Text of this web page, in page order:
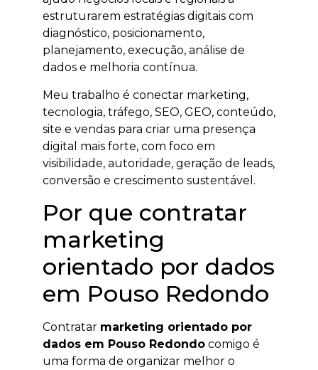
estruturarem estratégias digitais com
diagnóstico, posicionamento,
planejamento, execução, análise de
dados e melhoria contínua.
Meu trabalho é conectar marketing,
tecnologia, tráfego, SEO, GEO, conteúdo,
site e vendas para criar uma presença
digital mais forte, com foco em
visibilidade, autoridade, geração de leads,
conversão e crescimento sustentável.
Por que contratar
marketing
orientado por dados
em Pouso Redondo
Contratar marketing orientado por
dados em Pouso Redondo comigo é
uma forma de organizar melhor o